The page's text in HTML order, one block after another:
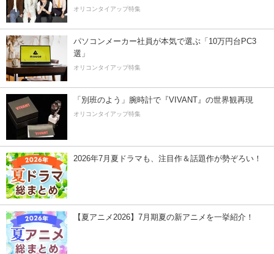
オリコンタイアップ特集
パソコンメーカー社員が本気で選ぶ「10万円台PC3
選」
オリコンタイアップ特集
「別班のよう」腕時計で『VIVANT』の世界観再現
オリコンタイアップ特集
2026年7月夏ドラマも、注目作＆話題作が勢ぞろい！
【夏アニメ2026】7月期夏の新アニメを一挙紹介！